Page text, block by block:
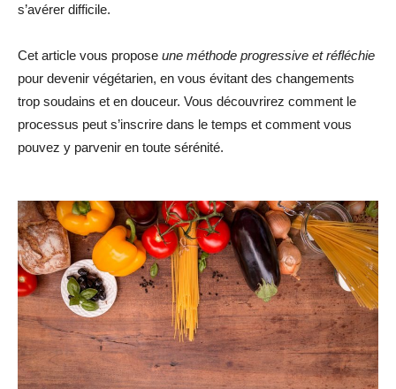
s’avérer difficile.
Cet article vous propose une méthode progressive et réfléchie
pour devenir végétarien, en vous évitant des changements
trop soudains et en douceur. Vous découvrirez comment le
processus peut s’inscrire dans le temps et comment vous
pouvez y parvenir en toute sérénité.